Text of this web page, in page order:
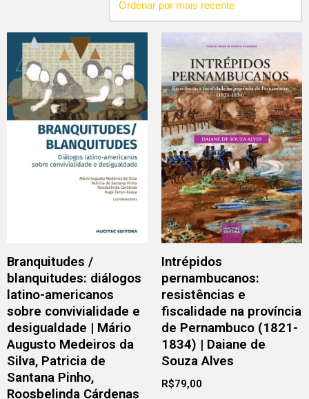
Branquitudes /
blanquitudes: diálogos
latino-americanos
sobre convivialidade e
desigualdade | Mário
Augusto Medeiros da
Silva, Patricia de
Santana Pinho,
Roosbelinda Cárdenas
Intrépidos
pernambucanos:
resistências e
fiscalidade na província
de Pernambuco (1821-
1834) | Daiane de
Souza Alves
R$79,00